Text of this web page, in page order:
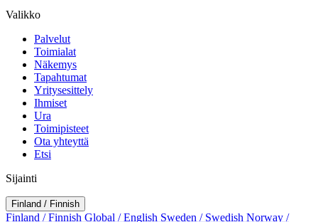
Valikko
Palvelut
Toimialat
Näkemys
Tapahtumat
Yritysesittely
Ihmiset
Ura
Toimipisteet
Ota yhteyttä
Etsi
Sijainti
Finland / Finnish
Finland / Finnish Global / English Sweden / Swedish Norway /